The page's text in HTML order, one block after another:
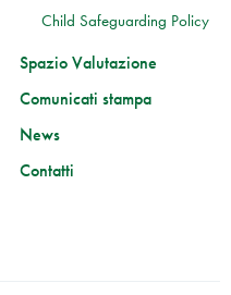
Child Safeguarding Policy
Spazio Valutazione
Comunicati stampa
News
Contatti